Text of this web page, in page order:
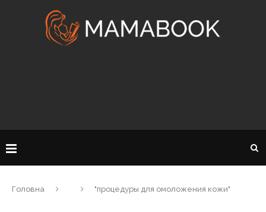
Головна "процедуры для омоложения кожи"